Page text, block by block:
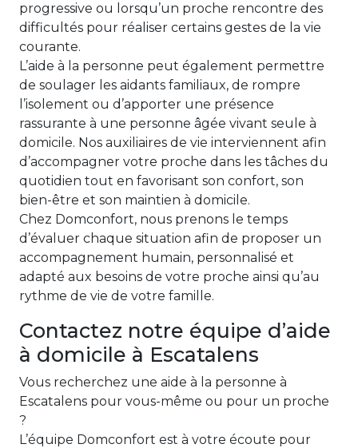
progressive ou lorsqu’un proche rencontre des
difficultés pour réaliser certains gestes de la vie
courante.
L’aide à la personne peut également permettre
de soulager les aidants familiaux, de rompre
l’isolement ou d’apporter une présence
rassurante à une personne âgée vivant seule à
domicile. Nos auxiliaires de vie interviennent afin
d’accompagner votre proche dans les tâches du
quotidien tout en favorisant son confort, son
bien-être et son maintien à domicile.
Chez Domconfort, nous prenons le temps
d’évaluer chaque situation afin de proposer un
accompagnement humain, personnalisé et
adapté aux besoins de votre proche ainsi qu’au
rythme de vie de votre famille.
Contactez notre équipe d’aide
à domicile à Escatalens
Vous recherchez une aide à la personne à
Escatalens pour vous-même ou pour un proche
?
L’équipe Domconfort est à votre écoute pour